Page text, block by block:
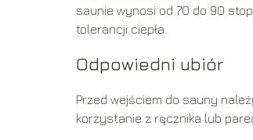
saunie wynosi od 70 do 90
tolerancji ciepła.
Odpowiedni ubiór
Przed wejściem do sauny
korzystanie z ręcznika lub